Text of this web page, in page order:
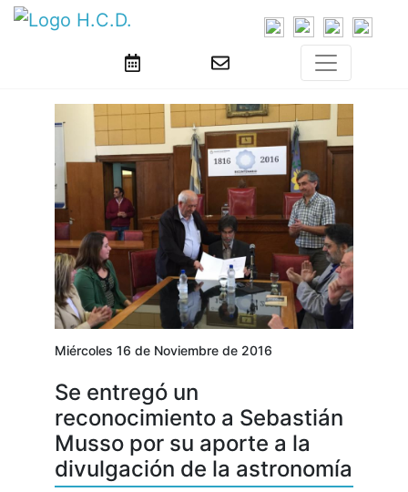
Miércoles 16 de Noviembre de 2016
Se entregó un
reconocimiento a Sebastián
Musso por su aporte a la
divulgación de la astronomía